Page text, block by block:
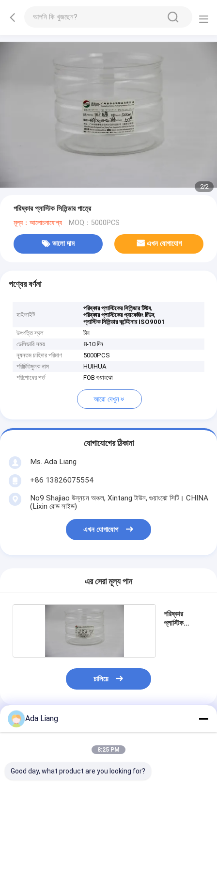
1/2
পরিষ্কার প্লাস্টিক সিলিন্ডার পাত্রে
মূল্য：আলোচনাযোগ্য MOQ：5000PCS
ভালো দাম এখন যোগাযোগ
পণ্যের বর্ণনা
হাইলাইট
পরিষ্কার প্লাস্টিকের সিলিন্ডার টিউব,
পরিষ্কার প্লাস্টিকের প্যাকেজিং টিউব,
প্লাস্টিক সিলিন্ডার কন্টেইনার ISO9001
উৎপত্তি স্থল
চীন
ডেলিভারি সময়
8-10 দিন
ন্যূনতম চাহিদার পরিমাণ
5000PCS
পরিচিতিমুলক নাম
HUIHUA
পরিশোধের শর্ত
FOB গুয়াংঝো
আরো দেখুন
যোগাযোগের ঠিকানা
Ms. Ada Liang
+86 13826075554
No9 Shajiao উন্নয়ন অঞ্চল, Xintang টাউন, গুয়াংঝো সিটি। CHINA
(Lixin রোড সাইড)
এখন যোগাযোগ
এর সেরা মূল্য পান
পরিষ্কার
প্লাস্টিক
চালিয়ে
প্রস্তাবিত পণ্য
Ada Liang
8:25 PM
Good day, what product are you looking for?